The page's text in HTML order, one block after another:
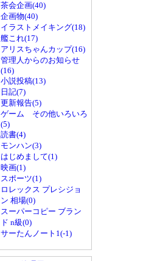
茶会企画(40)
企画物(40)
イラストメイキング(18)
艦これ(17)
アリスちゃんカップ(16)
管理人からのお知らせ
(16)
小説投稿(13)
日記(7)
更新報告(5)
ゲーム その他いろいろ
(5)
読書(4)
モンハン(3)
はじめまして(1)
映画(1)
スポーツ(1)
ロレックス プレシジョ
ン 相場(0)
スーパーコピー ブラン
ド n級(0)
サーたんノート1(-1)